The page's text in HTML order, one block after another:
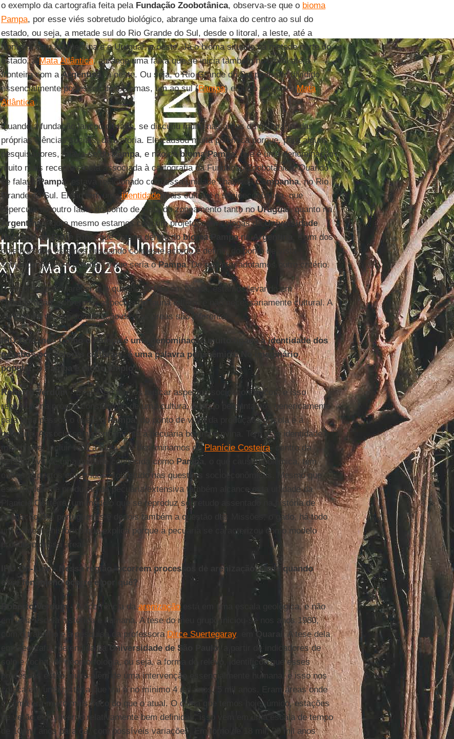
o exemplo da cartografia feita pela Fundação Zoobotânica, observa-se que o bioma
Pampa, por esse viés sobretudo biológico, abrange uma faixa do centro ao sul do
estado, ou seja, a metade sul do Rio Grande do Sul, desde o litoral, a leste, até a
fronteira com a Argentina e o Uruguai, a oeste. Já o bioma situado na metade norte do
estado, aMata Atlântica, abrange uma faixa que se inicia também no litoral até a
fronteira com aArgentina , a oeste. Ou seja, o Rio Grande do Sul pode ser dividido
essencialmente por esses dois biomas, um ao sul (Pampa) e outro ao norte (Mata
Atlântica).
Quando a fundação lançou o mapa, se discutiu muito nas áreas da geografia, das
próprias ciências sociais, da história. Ele causou muita polêmica porque, para alguns
pesquisadores, falava-se doPampa, e não do bioma Pampa, que é uma denominação
muito mais recente e está associada à cartografia da Fundação Zoobotânica. Quando
se falavaPampa, estava relacionado com essa unidade chamadaCampanha, no Rio
Grande do Sul. Então tem umaidentidademais cultural e socioeconômica, que
repercute do outro lado, do ponto de vista do zoneamento tanto noUruguai, quanto na
Argentina. Agora mesmo estamos com um projeto, com colegas daUniversidade
Nacional de Entre Ríos, que estaria dentro dobioma PampanaArgentina
, e um dos
objetivos que estamos buscando com este acordo é definir, do ponto de vista
socioeconômico e cultural, o que seria oPampa. De repente, adotamos outro critério.
É importante esclarecer que quando se fala em bioma, estamos levando em
consideração, sobretudo, aspectos de fauna e flora, e não necessariamente cultural. A
cartografia ou a regionalização dessas áreas são diferentes.
IHU On-Line - Como o Pampa é uma denominação muito ligada à identidade dos
gaúchos por valores culturais, é uma palavra polissêmica. No imaginário
popular, o Pampa é muito amplo.
Roberto Verdum -Exato. Se formos buscar aspectos socioeconômicos, e isso
repercute na própria constituição de uma cultura, quando perguntamos genericamente
para uma pessoa o que é oPampa , do ponto de vista da produção agrícola é a
pecuária. Associa-se historicamente à pecuária bovina e ovina. Tem esta identidade
muito forte. Incluir toda a faixa que denominamos dePlanície Costeira, dentro da
perspectiva de uma unidade conhecida comoPampa
, o que causou polêmica, tem
outros aspectos envolvidos, sobretudo nas questões socioeconômicas. Mesmo que
este modelo de produção de pecuária extensiva também alcance esta unidade da
Planície Costeira, um modelo que se reproduz sobretudo assentado na história de
ocupação dos portugueses e depois também a questão das Missões, o gado, há todo
um contexto histórico que explica porque a pecuária se caracterizou como modelo
produtivo dessa área.
IHU On-Line - Nessa região, ocorrem processos de arenização. Dede quando
esse fenômeno ocorre e por quê?
Roberto Verdum -A ocorrência daarenizaçãoestá em uma escala geológica, e não
em uma escala histórica e humana. A tese do meu grupo iniciou-se nos anos 1980,
com o trabalho e a pesquisa da professoraDirce Suertegaray, em Quaraí
. A tese dela
em Geografia, defendida naUniversidade de São Paulo, a partir de indicadores de
solo e rocha, de geomorfologia, ou seja, a forma do relevo, identificou que esses
processos estão muito além de uma intervenção essencialmente humana, e isso nos
coloca em uma história que vai a no mínimo 4 mil anos, 5 mil anos. Eram áreas onde
o clima era muito mais seco do que o atual. O clima que temos hoje, úmido, estações
de verão e de inverno relativamente bem definidas, isso vem em uma escala de tempo
de 10 mil anos para cá, com possíveis variações. Em torno de 18 mil, 20 mil anos